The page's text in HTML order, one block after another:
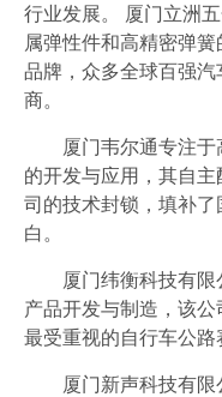
行业发展。 厦门立洲
属弹性件和高精密弹
品牌，众多全球百强
商。
厦门韦尔通专注
的开发与应用，其自
司的技术封锁，填补
白。
厦门纬衡科技有
产品开发与制造，该
最受重视的自行车公
厦门新声科技有